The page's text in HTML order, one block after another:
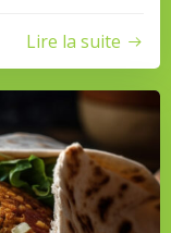
Lire la suite